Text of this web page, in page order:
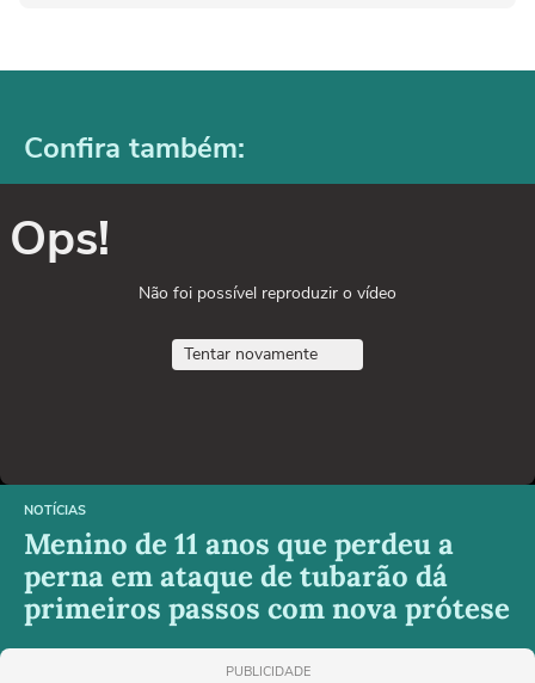
Confira também:
Ops!
Não foi possível reproduzir o vídeo
Tentar novamente
NOTÍCIAS
Menino de 11 anos que perdeu a
perna em ataque de tubarão dá
primeiros passos com nova prótese
PUBLICIDADE